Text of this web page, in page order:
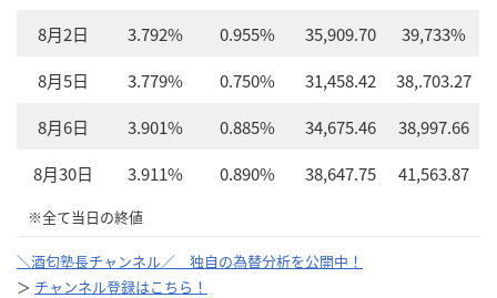
8月2日
3.792% 0.955% 35,909.70
39,733%
8月5日
3.779% 0.750% 31,458.42
38,.703.27
8月6日
3.901% 0.885% 34,675.46
38,997.66
8月30日
3.911% 0.890% 38,647.75 41,563.87
※全て当日の終値
＼酒匂塾長チャンネル／ 独自の為替分析を公開中！
＞ チャンネル登録はこちら！